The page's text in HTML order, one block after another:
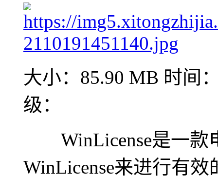
大小：85.90 MB 时间
级：
WinLicense是一款
WinLicense来进行有